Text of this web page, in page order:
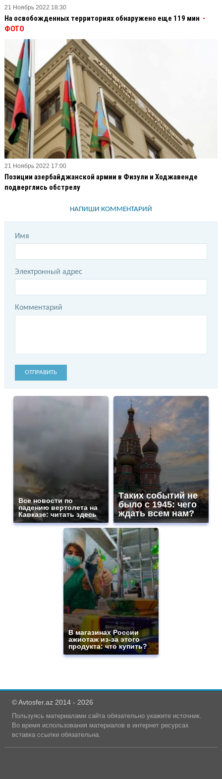
21 Ноябрь 2022 18:30
На освобожденных территориях обнаружено еще 119 мин -
ФОТО
21 Ноябрь 2022 17:00
Позиции азербайджанской армии в Физули и Ходжавенде
подверглись обстрелу
НАПИШИ КОММЕНТАРИЙ
Имя
Электронный адрес
Комментарий
ОТПРАВИТЬ
Все новости по
падению вертолета на
Кавказе: читать здесь
Таких событий не
было с 1945: чего
ждать всем нам?
В магазинах России
ажиотаж из-за этого
продукта: что купить?
© Avtosfer.az 2014 - 2026
Пользуясь материалами сайта обязательно укажите источник.
Во время использования материалов в интернет ресурсах
вставка ссылки обязательна.